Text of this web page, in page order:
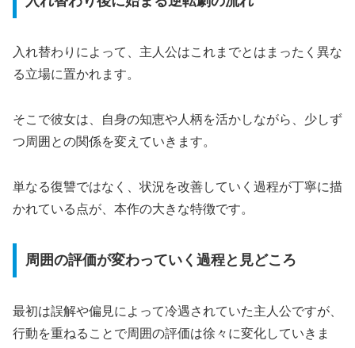
入れ替わりによって、主人公はこれまでとはまったく異な
る立場に置かれます。
そこで彼女は、自身の知恵や人柄を活かしながら、少しず
つ周囲との関係を変えていきます。
単なる復讐ではなく、状況を改善していく過程が丁寧に描
かれている点が、本作の大きな特徴です。
周囲の評価が変わっていく過程と見どころ
最初は誤解や偏見によって冷遇されていた主人公ですが、
行動を重ねることで周囲の評価は徐々に変化していきま